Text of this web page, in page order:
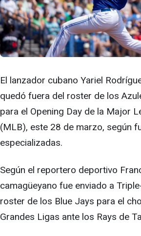
El lanzador cubano Yariel
quedó fuera del roster de los
para el Opening Day de la Major
(MLB), este 28 de marzo, según
especializadas.
Según el reportero deportivo
camagüeyano fue enviado a
roster de los Blue Jays para el
Grandes Ligas ante los Rays de